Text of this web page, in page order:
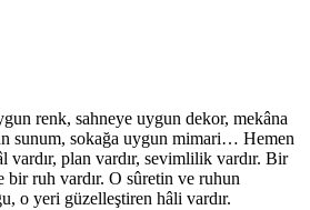
renk, sahneye uygun dekor, mekâna
sunum, sokağa uygun mimari… Hemen
vardır, plan vardır, sevimlilik vardır. Bir
bir ruh vardır. O sûretin ve ruhun
o yeri güzelleştiren hâli vardır.